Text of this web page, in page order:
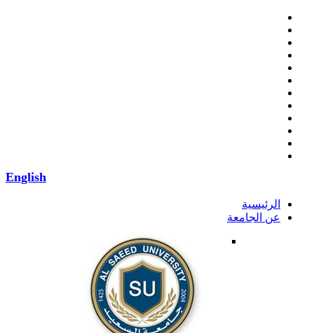
English
الرئيسية
عن الجامعة